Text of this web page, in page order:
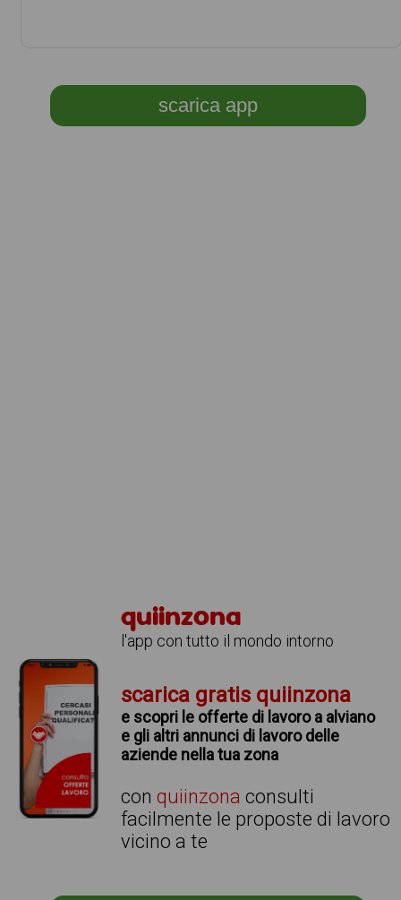
scarica app
quiinzona
l'app con tutto il mondo intorno
scarica gratis quiinzona
e scopri le offerte di lavoro a alviano
e gli altri annunci di lavoro delle
aziende nella tua zona
conquiinzona consulti
facilmente le proposte di lavoro
vicino a te